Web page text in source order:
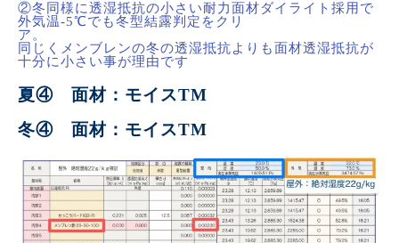
②冬同様に透湿抵抗の小さい耐力面材ダイライト採用で
外気温-5℃でも冬型結露判定をクリ
同じくメンブレンの冬の透湿抵抗よりも面材透湿抵抗が
十分に小さい事が理由です
夏④ 面材：モイスTM
冬④ 面材：モイスTM